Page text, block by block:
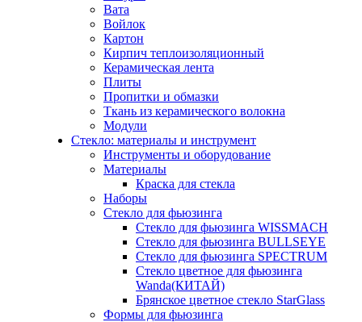
Вата
Войлок
Картон
Кирпич теплоизоляционный
Керамическая лента
Плиты
Пропитки и обмазки
Ткань из керамического волокна
Модули
Стекло: материалы и инструмент
Инструменты и оборудование
Материалы
Краска для стекла
Наборы
Стекло для фьюзинга
Стекло для фьюзинга WISSMACH
Стекло для фьюзинга BULLSEYE
Стекло для фьюзинга SPECTRUM
Стекло цветное для фьюзинга
Wanda(КИТАЙ)
Брянское цветное стекло StarGlass
Формы для фьюзинга